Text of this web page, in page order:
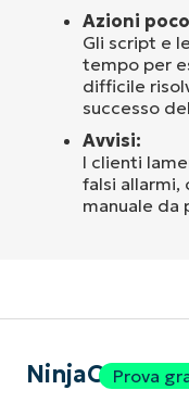
Azioni
Gli script e
tempo per
difficile
successo
Avvisi:
I clienti
falsi allarmi,
manuale da
NinjaOneProva